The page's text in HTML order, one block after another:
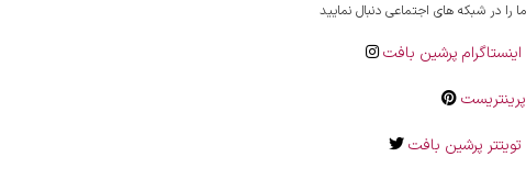
ما را در شبکه های اجتماعی دنبال نمایید
اینستاگرام پرشین بافت
پرینتریست
تویتتر پرشین بافت